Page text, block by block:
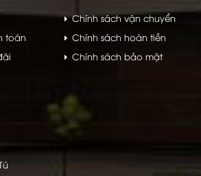
toán
Chính sách vận chuyển
Chính sách hoàn tiền
Chính sách bảo mật